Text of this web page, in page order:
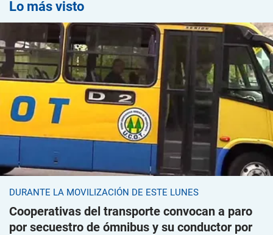
Lo más visto
DURANTE LA MOVILIZACIÓN DE ESTE LUNES
Cooperativas del transporte convocan a paro
por secuestro de ómnibus y su conductor por